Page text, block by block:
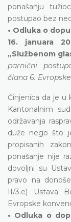
ponašanju
postupao bez
• Odluka o
16. januara
„Službenom
parnični
člana 6.
Činjenica da je u
Kantonalnim
održavanja
duže nego što
propisanih
ponašanje nije
dovoljni su
pravo na
II/3.e) Ustava
Evropske
• Odluka o